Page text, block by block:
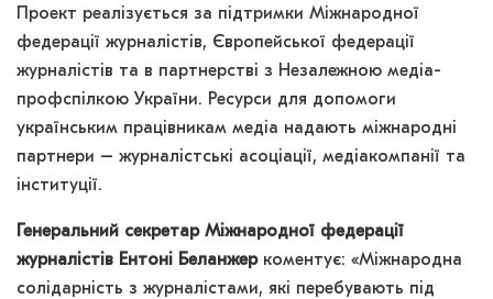
Проект реалізується за підтримки Міжнародної
федерації журналістів, Європейської федерації
журналістів та в партнерстві з Незалежною медіа-
профспілкою України. Ресурси для допомоги
українським працівникам медіа надають міжнародні
партнери – журналістські асоціації, медіакомпанії та
інституції.
Генеральний секретар Міжнародної федерації
журналістів Ентоні Беланжеркоментує: «Міжнародна
солідарність з журналістами, які перебувають під